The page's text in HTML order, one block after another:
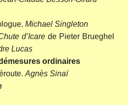
Michael Singleton
d’Icare de Pieter Brueghel
Lucas
ordinaires
Agnès Sinaï